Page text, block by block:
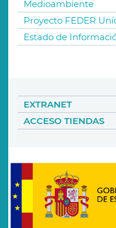
Medioambiente
Proyecto FEDER
Estado de
EXTRANET
ACCESO TIENDAS